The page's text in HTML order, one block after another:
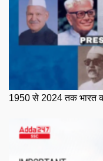
1950 से 2024 तक भारत